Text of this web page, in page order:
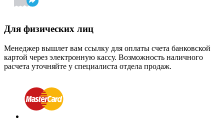
Для физических лиц
Менеджер вышлет вам ссылку для оплаты счета банковской
картой через электронную кассу. Возможность наличного
расчета уточняйте у специалиста отдела продаж.